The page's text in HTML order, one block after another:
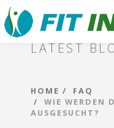
BLOG
LATEST
HOME
FAQ
WIE WERDEN
AUSGESUCHT?